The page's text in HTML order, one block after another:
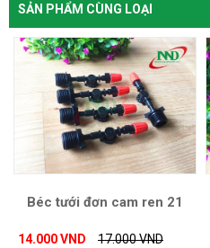
SẢN PHẨM CÙNG LOẠI
Béc tưới đơn cam ren 21
14.000 VND 17.000 VND